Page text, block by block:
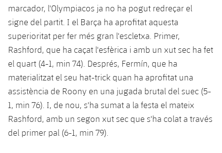
Fotos
VALORANT Game Changers
eFootball
marcador, l'Olympiacos ja no ha pogut redreçar el
signe del partit. I el Barça ha aprofitat aquesta
superioritat per fer més gran l'escletxa. Primer,
Rashford, que ha caçat l'esfèrica i amb un xut sec ha fet
el quart (4-1, min 74). Després, Fermín, que ha
materialitzat el seu hat-trick quan ha aprofitat una
assistència de Roony en una jugada brutal del suec (5-
1, min 76). I, de nou, s'ha sumat a la festa el mateix
Rashford, amb un segon xut sec que s'ha colat a través
del primer pal (6-1, min 79).